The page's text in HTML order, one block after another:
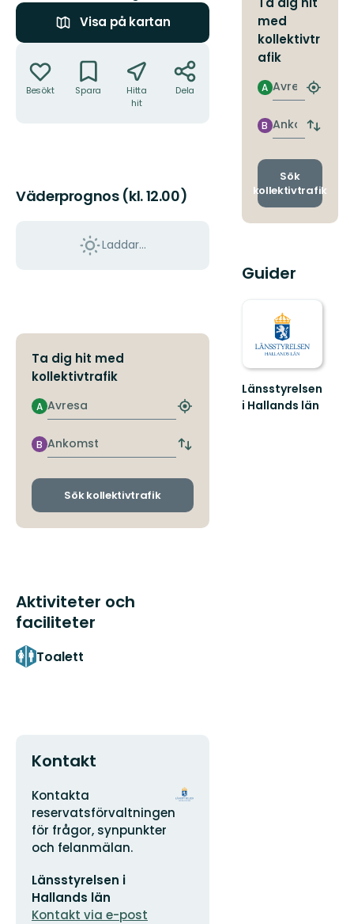
Visa på kartan
Besökt Spara
Hitta
hit
Dela
Väderprognos (kl. 12.00)
Laddar...
Ta dig hit med
kollektivtrafik
Avresa
A
Hitta
hållplats
Ankomst
B
Byt
och
Sök kollektivtrafik
Aktiviteter och
faciliteter
Toalett
Kontakt
Adress
Kontakta
reservatsförvaltningen
för frågor, synpunkter
och felanmälan.
postadress
Länsstyrelsen i
Hallands län
Kontakt via e-post
Organisationens
med
kollektivtr
afik
Avresa
A
Hitta
Ankomst
B
Byt
och
Sök
kollektivtrafik
Guider
Länsstyrelsen
i Hallands län